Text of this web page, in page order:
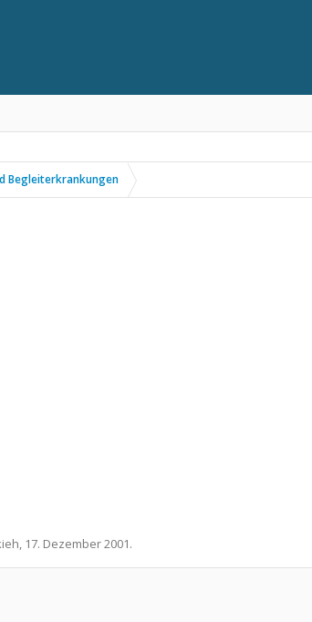
Begleiterkrankungen
, 17. Dezember 2001.